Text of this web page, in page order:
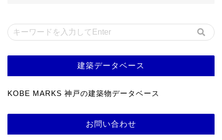
建築データベース
KOBE MARKS 神戸の建築物データベース
お問い合わせ